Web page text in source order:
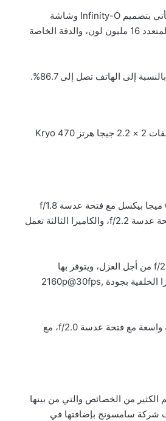
يتميز هاتف سامسونج الجديد بشاشة كبيرة مقاس 6.7 بوصة تعمل بدقة full-HD+، والتي تأتي بتصميم Infinity-O وشاشة
الهاتف من نوع Super AMOLED والتي تدعم الكثير من الخصائص والتي من بينها اللمس المتعدد 16 مليون لون، والدقة الخاصة
المعالج المتوفر في الهاتف ثماني النواة من نوع Qualcomm Snapdragon 730G، بمواصفات 2 × 2.2 جيجا هرتز Kryo 470
يتوفر بهاتف Samsung Galaxy M51 كاميرا خلفية رباعية تعمل الأولي منها بدقة تصوير 64 ميجا بيكسل مع فتحة عدسة f/1.8
بزاوية واسعة، والكاميرا الثانية تعمل بدقة تصوير 12 ميجا بيكسل بزاوية فائقة الاتساع مع فتحة عدسة f/2.2، والكاميرا الثالثة تعمل
والكاميرا الرابعة المتوفر بالكاميرا الخلفية تعمل بدقة تصوير 5 ميجا بيكسل بفتحة عدسة f/2.2 من أجل العزل، ويتوفر بها
مجموعة من الخصائص من أهمها فلاش ليد وتصوير بانوراما كما يمكنك تصوير فيديو بالكاميرا الخلفية بجودة 2160p@30fps,
بالنسبة إلى الكاميرا الأمامية الخاصة بالهاتف فهي تعمل بدقة تصوير 32 ميجا بيكسل بزاوية واسعة مع فتحة عدسة f/2.0، مع
في الساعة، كما تدعم الكثير من الخصائص والتي من بينها
التي قامت شركة سامسونج بإضافتها في